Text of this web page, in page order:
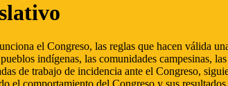
el Congreso, las reglas que hacen válida
indígenas, las comunidades campesinas,
de trabajo de incidencia ante el Congreso,
el comportamiento del Congreso y sus resultados.